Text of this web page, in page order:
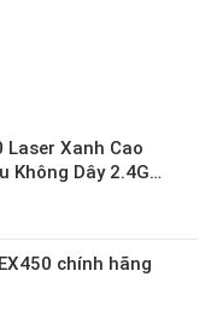
Laser Xanh Cao
Không Dây 2.4G
chính hãng